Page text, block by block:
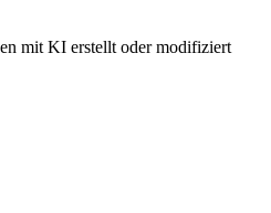
mit KI erstellt oder modifiziert